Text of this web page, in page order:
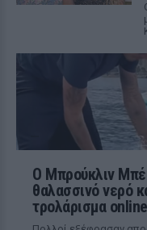
Ο Μπρούκλιν
θαλασσινό νερό
τρολάρισμα online